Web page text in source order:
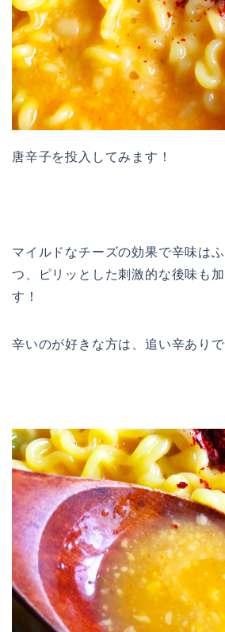
唐辛子を投入してみます！
マイルドなチーズの効果で辛味は
つ、ピリッとした刺激的な後味も
す！
辛いのが好きな方は、追い辛ありで